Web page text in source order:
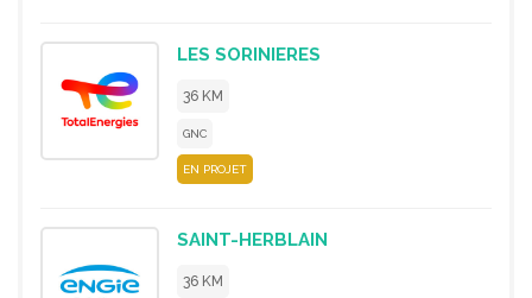
LES SORINIERES
36 KM
GNC
EN PROJET
SAINT-HERBLAIN
36 KM